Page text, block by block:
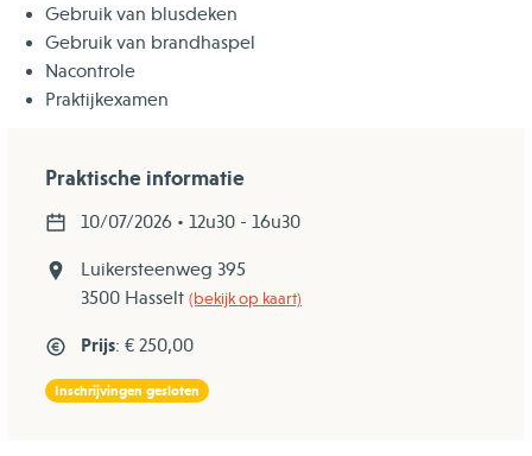
Gebruik van blusdeken
Gebruik van brandhaspel
Nacontrole
Praktijkexamen
Praktische informatie
10/07/2026 • 12u30 - 16u30
Luikersteenweg 395
3500 Hasselt (bekijk op kaart)
Prijs: € 250,00
Inschrijvingen gesloten